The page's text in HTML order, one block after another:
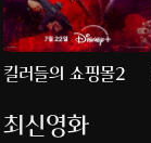
킬러들의 쇼핑몰2
최신영화